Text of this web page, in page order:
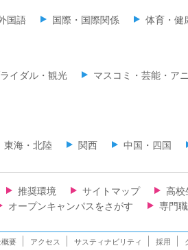
国語 国際・国際関係 体育・健
イダル・観光 マスコミ・芸能・ア
東海・北陸 関西 中国・四国
推奨環境 サイトマップ 高校
オープンキャンパスをさがす 専門
概要 アクセス サスティナビリティ 採用